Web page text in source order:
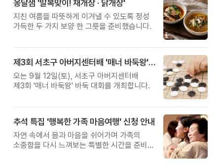
옹달샘 '말복맞이! 채개장 · 닭개장'
지친 여름을 따뜻하게 이겨낼 수 있도록 정성
가득한 두 가지 보양 한 그릇을 준비했습니다.
제3회 서초구 아버지센터배 '매너 바둑왕' 대회
오는 9월 12일(토), 서초구 아버지센터배
제3회 '매너 바둑왕' 바둑 대회를 개최합니다.
추석 특집 '행복한 가족 마음여행' 신청 안내
자연 속에서 몸과 마음을 쉬어가며 가족의
소중함을 다시 느껴보는 특별한 시간을 준비해